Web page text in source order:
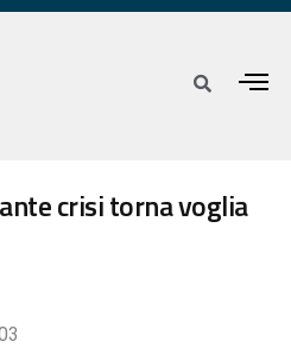
crisi torna voglia